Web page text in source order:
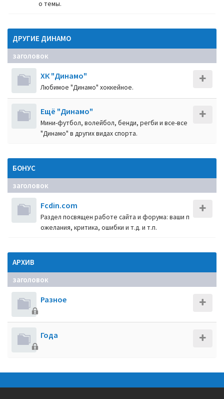
о темы.
ДРУГИЕ ДИНАМО
заголовок
ХК "Динамо"
Любимое "Динамо" хоккейное.
Ещё "Динамо"
Мини-футбол, волейбол, бенди, регби и все-все
"Динамо" в других видах спорта.
БОНУС
заголовок
Fcdin.com
Раздел посвящен работе сайта и форума: ваши п
ожелания, критика, ошибки и т.д. и т.п.
АРХИВ
заголовок
Разное
Года